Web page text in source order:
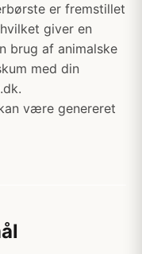
er fremstillet
giver en
brug af animalske
med din
være genereret